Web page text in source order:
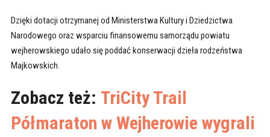
Dzięki dotacji otrzymanej od Ministerstwa Kultury i Dziedzictwa
Narodowego oraz wsparciu finansowemu samorządu powiatu
wejherowskiego udało się poddać konserwacji dzieła rodzeństwa
Majkowskich.
Zobacz też: TriCity Trail
Półmaraton w Wejherowie wygrali